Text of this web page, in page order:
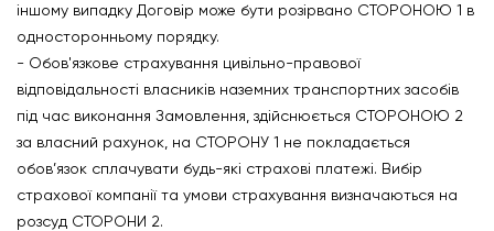
іншому випадку Договір може бути розірвано СТОРОНОЮ 1 в
односторонньому порядку.
- Обов'язкове страхування цивільно-правової
відповідальності власників наземних транспортних засобів
під час виконання Замовлення, здійснюється СТОРОНОЮ 2
за власний рахунок, на СТОРОНУ 1 не покладається
обов’язок сплачувати будь-які страхові платежі. Вибір
страхової компанії та умови страхування визначаються на
розсуд СТОРОНИ 2.